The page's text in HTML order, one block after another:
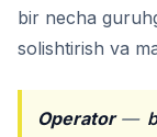
bir necha
solishtirish va
Operator—